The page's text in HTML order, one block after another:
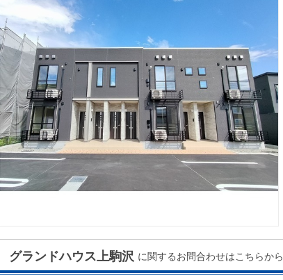
グランドハウス上駒沢 に関するお問合わせはこちらから